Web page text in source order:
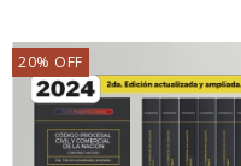
20% OFF